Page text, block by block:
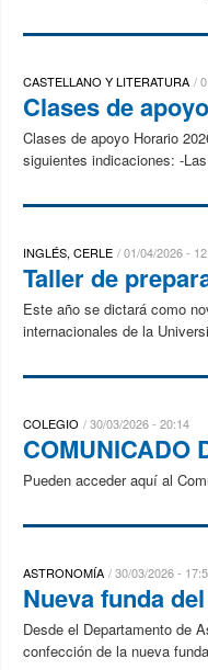
CASTELLANO Y LITERATURA
Clases de
Clases de apoyo Horario
siguientes indicaciones: -
INGLÉS, CERLE 01/04/2026 -
Taller de
Este año se dictará como
internacionales de la
COLEGIO 30/03/2026 - 20:14
COMUNICADO
Pueden acceder aquí al
ASTRONOMÍA 30/03/2026 -
Nueva funda
Desde el Departamento de
confección de la nueva